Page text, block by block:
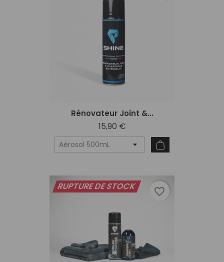
Rénovateur Joint &...
15,90 €
RUPTURE DE STOCK favorite_border